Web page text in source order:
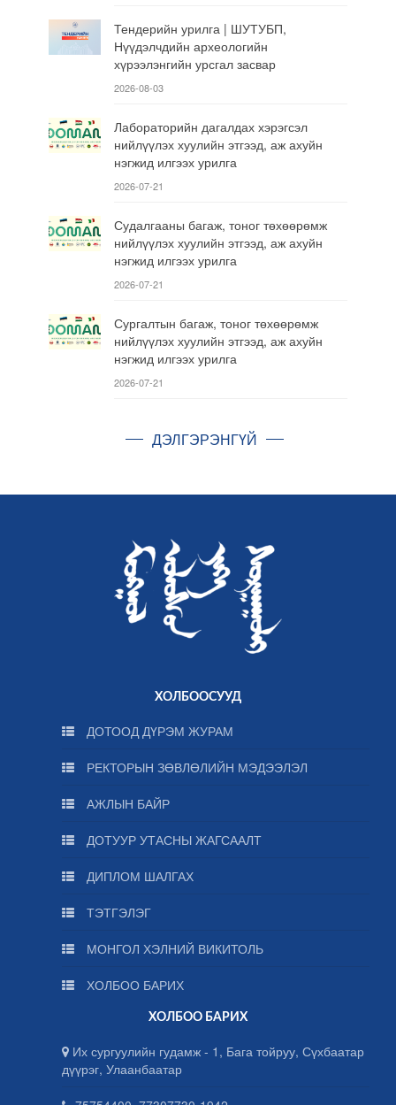
Тендерийн урилга | ШУТУБП,
Нүүдэлчдийн археологийн
хүрээлэнгийн урсгал засвар
2026-08-03
Лабораторийн дагалдах хэрэгсэл
нийлүүлэх хуулийн этгээд, аж ахуйн
нэгжид илгээх урилга
2026-07-21
Судалгааны багаж, тоног төхөөрөмж
нийлүүлэх хуулийн этгээд, аж ахуйн
нэгжид илгээх урилга
2026-07-21
Сургалтын багаж, тоног төхөөрөмж
нийлүүлэх хуулийн этгээд, аж ахуйн
нэгжид илгээх урилга
2026-07-21
ДЭЛГЭРЭНГҮЙ
ХОЛБООСУУД
ДОТООД ДҮРЭМ ЖУРАМ
РЕКТОРЫН ЗӨВЛӨЛИЙН МЭДЭЭЛЭЛ
АЖЛЫН БАЙР
ДОТУУР УТАСНЫ ЖАГСААЛТ
ДИПЛОМ ШАЛГАХ
ТЭТГЭЛЭГ
МОНГОЛ ХЭЛНИЙ ВИКИТОЛЬ
ХОЛБОО БАРИХ
ХОЛБОО БАРИХ
Их сургуулийн гудамж - 1, Бага тойруу, Сүхбаатар
дүүрэг, Улаанбаатар